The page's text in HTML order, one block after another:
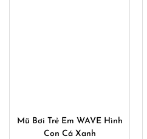
Mũ Bơi Trẻ Em WAVE Hình
Con Cá Xanh